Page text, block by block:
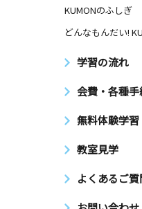
KUMONのふしぎ
どんなもんだい!
学習の流れ
会費・各種手
無料体験学習
教室見学
よくあるご質